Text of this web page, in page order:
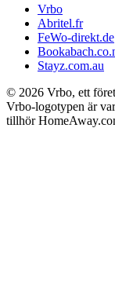
Vrbo
Abritel.fr
FeWo-direkt.de
Stayz.com.au
© 2026 Vrbo, ett
Vrbo-logotypen är
tillhör